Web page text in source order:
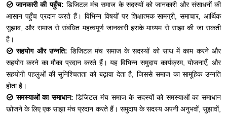
जानकारी की पहुँच: डिजिटल मंच समाज के सदस्यों को जानकारी और संसाधनों की
आसान पहुँच प्रदान करते हैं। विभिन्न विषयों पर शिक्षात्मक सामग्री, समाचार, आर्थिक
सुझाव, और समाज से संबंधित महत्वपूर्ण जानकारी इसके माध्यम से साझा की जा सकती
है।
सहयोग और उन्नति: डिजिटल मंच समाज के सदस्यों को साथ में काम करने और
सहयोग करने का मौका प्रदान करते हैं। यह विभिन्न समुदाय कार्यक्रम, योजनाएँ, और
सहयोगी पहलुओं की सुनिश्चितता को बढ़ावा देता है, जिससे समाज का सामूहिक उन्नति
होता है।
समस्याओं का समाधान: डिजिटल मंच समाज के सदस्यों को समस्याओं का समाधान
खोजने के लिए एक साझा मंच प्रदान करते हैं। समुदाय के सदस्य अपनी अनुभवों, सुझावों,